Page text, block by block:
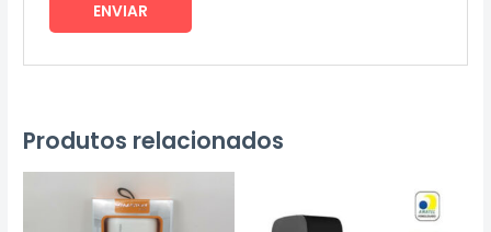
Produtos relacionados